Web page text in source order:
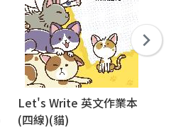
Let's Write 英文作業本
(四線)(貓)